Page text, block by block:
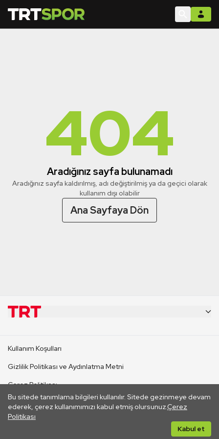
404
Aradığınız sayfa bulunamadı
Aradığınız sayfa kaldırılmış, adı değiştirilmiş ya da geçici olarak
kullanım dışı olabilir
Ana Sayfaya Dön
Bu sitede tanımlama bilgileri kullanılır. Sitede gezinmeye devam
ederek, çerez kullanımımızı kabul etmiş olursunuz.Çerez
Politikası
Kabul et
CANLI YAYINLAR
Kullanım Koşulları
Gizlilik Politikası ve Aydınlatma Metni
Çerez Politikası
İletişim
Her hakkı saklıdır. ©2026 TRT. Bağlantı yoluyla gidilen dış